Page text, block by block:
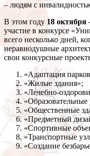
– людям с
В этом году 18 октября
участие в конкурсе
всего несколько дней,
неравнодушные
свои конкурсные
«Адаптация
«Жилые здания»;
«Лечебно-
«Общественные
«Предметный
«Спортивные
«Транспортные
«Создание